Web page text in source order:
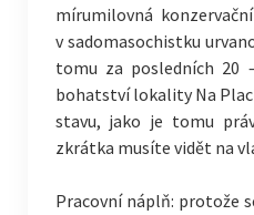
mírumilovná
v sadomasochistku
tomu za posledních 20
bohatství lokality Na
stavu, jako je tomu
zkrátka musíte vidět na
Pracovní náplň: protože